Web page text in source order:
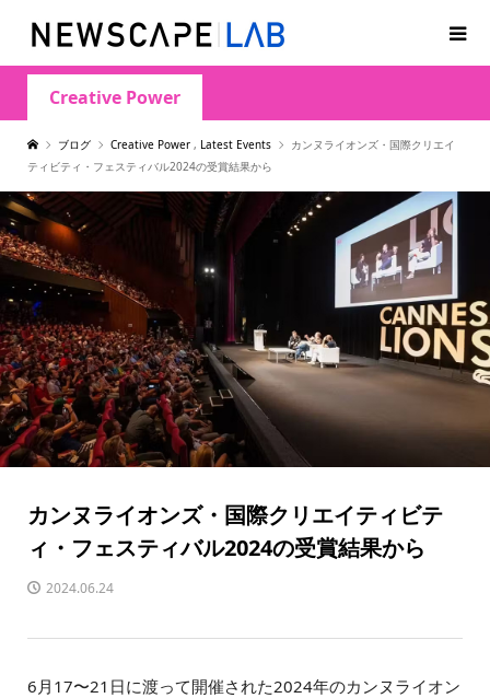
Creative Power
ブログ Creative Power , Latest Events
カンヌライオンズ・国際クリエイ
ティビティ・フェスティバル2024の受賞結果から
カンヌライオンズ・国際クリエイティビテ
ィ・フェスティバル2024の受賞結果から
2024.06.24
6月17〜21日に渡って開催された2024年のカンヌライオン